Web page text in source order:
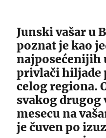
Junski vašar u
poznat je kao
najposećenijih
privlači hiljade
celog regiona.
svakog drugog
mesecu na
je čuven po